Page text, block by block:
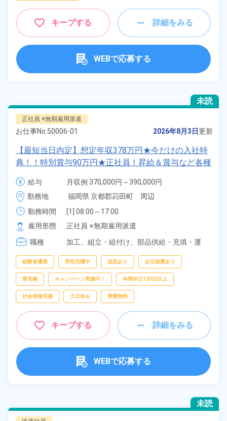
キープする 詳細をみる
WEBで応募する
未読
正社員 ※無期雇用派遣
お仕事No. 50006-01 2026年8月3日更新
【最短当日内定】想定年収378万円★今だけの入社特
典！！特別賞与90万円★正社員！昇給＆賞与など各種
手当も充実！クルマの組立・加工業務！備品付き寮完
備★無料送迎あり♪生活支援物資事前対応可◎《福岡
県苅田町》
給与
月収例 370,000円～390,000円
給与 255,000円～255,000円
勤務地
福岡県 京都郡苅田町　周辺
勤務時間
[1] 08:00～17:00
[2] 20:00～05:00
[3] 16:30～01:30
雇用形態
正社員 ※無期雇用派遣
職種
加工、 組立・組付け、 部品供給・充填・運
経験者優遇 男性活躍中 送迎あり 赴任旅費あり
寮完備 キャンペーン実施中！ 年間休日120日以上
社会保険完備 土日休み 寮費無料
キープする 詳細をみる
WEBで応募する
未読